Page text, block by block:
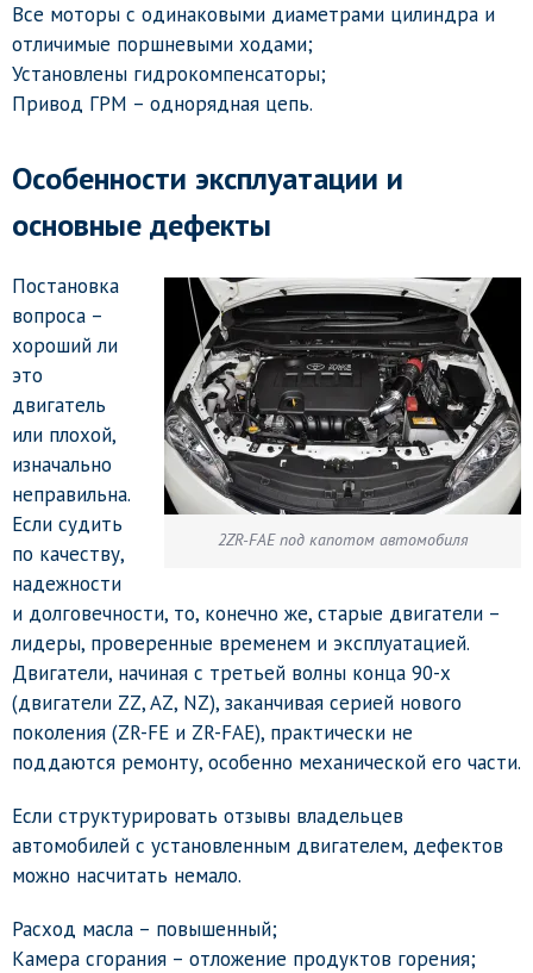
Все моторы с одинаковыми диаметрами цилиндра и
отличимые поршневыми ходами;
Установлены гидрокомпенсаторы;
Привод ГРМ – однорядная цепь.
Особенности эксплуатации и
основные дефекты
2ZR-FAE под капотом автомобиля
Постановка
вопроса –
хороший ли
это
двигатель
или плохой,
изначально
неправильна.
Если судить
по качеству,
надежности
и долговечности, то, конечно же, старые двигатели –
лидеры, проверенные временем и эксплуатацией.
Двигатели, начиная с третьей волны конца 90-х
(двигатели ZZ, AZ, NZ), заканчивая серией нового
поколения (ZR-FE и ZR-FAE), практически не
поддаются ремонту, особенно механической его части.
Если структурировать отзывы владельцев
автомобилей с установленным двигателем, дефектов
можно насчитать немало.
Расход масла – повышенный;
Камера сгорания – отложение продуктов горения;